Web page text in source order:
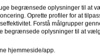
begrænsede oplysninger til at
Oprette profiler for at
Forstå målgrupper
begrænsede oplysninger til at
hjemmeside/app.